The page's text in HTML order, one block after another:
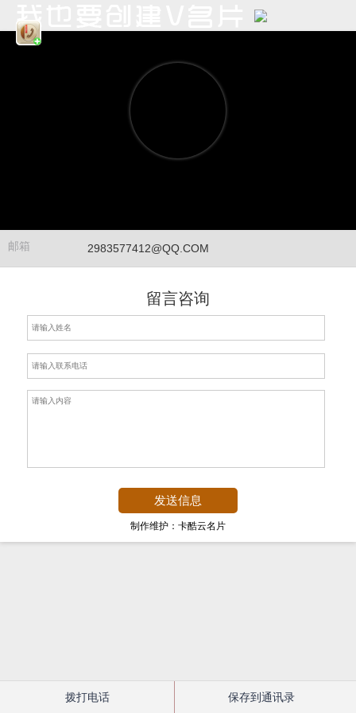
邮箱 2983577412@QQ.COM
留言咨询
制作维护：卡酷云名片
拨打电话 保存到通讯录